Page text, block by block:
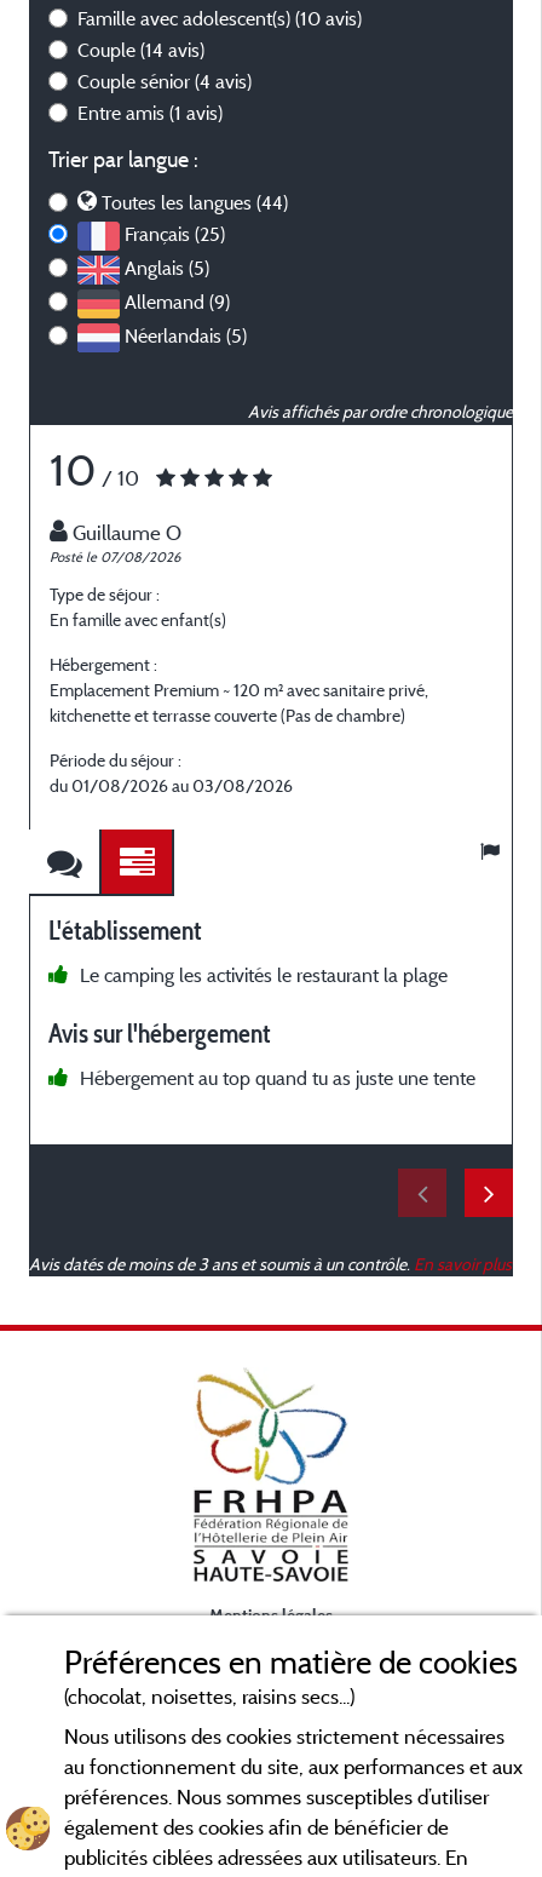
Famille avec adolescent(s) (10 avis)
Couple (14 avis)
Couple sénior (4 avis)
Entre amis (1 avis)
Trier par langue :
Toutes les langues (44)
Français (25)
Anglais (5)
Allemand (9)
Néerlandais (5)
Avis affichés par ordre chronologique
10 / 10
Guillaume O
Posté le 07/08/2026
Type de séjour :
En famille avec enfant(s)
Hébergement :
Emplacement Premium ~ 120 m² avec sanitaire privé,
kitchenette et terrasse couverte (Pas de chambre)
Période du séjour :
du 01/08/2026 au 03/08/2026
L'établissement
Le camping les activités le restaurant la plage
Avis sur l'hébergement
Hébergement au top quand tu as juste une tente
Avis datés de moins de 3 ans et soumis à un contrôle. En savoir plus
Mentions légales
Contact
CGV
Les meilleurs campings en Savoie. Consultez les fiches de nos
Préférences en matière de cookies
(chocolat, noisettes, raisins secs...)
Nous utilisons des cookies strictement nécessaires
au fonctionnement du site, aux performances et aux
préférences. Nous sommes susceptibles d’utiliser
également des cookies afin de bénéficier de
publicités ciblées adressées aux utilisateurs. En